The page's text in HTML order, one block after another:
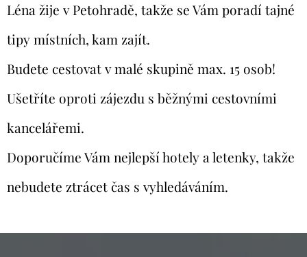
Léna žije v Petohradě, takže se Vám poradí tajné
tipy místních, kam zajít.
Budete cestovat v malé skupině max. 15 osob!
Ušetříte oproti zájezdu s běžnými cestovními
kancelářemi.
Doporučíme Vám nejlepší hotely a letenky, takže
nebudete ztrácet čas s vyhledáváním.